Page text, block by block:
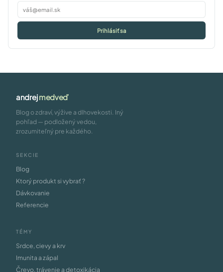
Prihlásiť sa
andrejmedveď
Blog o zdraví, výžive a dlhovekosti. Iný
pohľad — podložený vedou,
zrozumiteľný pre každého.
SEKCIE
Blog
Ktorý produkt si vybrať ?
Dávkovanie
Referencie
TÉMY
Srdce, cievy a krv
Imunita a zápal
Črevo, trávenie a detoxikácia